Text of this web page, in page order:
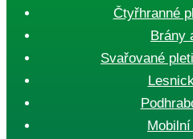
Čtyřhranné
Brány
Svařované